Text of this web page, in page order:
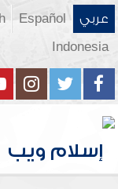
عربي Español
Indonesia